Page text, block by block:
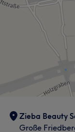
Zieba Beauty
Große